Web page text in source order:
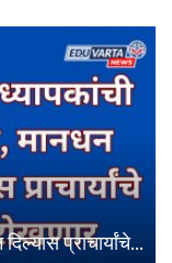
प्राचार्यांचे...